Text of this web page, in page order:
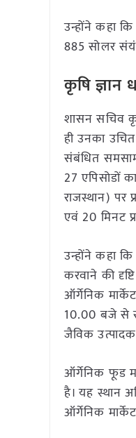
उन्होंने कहा
885 सोलर
कृषि ज्ञान
शासन सचिव
ही उनका
संबंधित
27 एपिसोडों
राजस्थान) पर
एवं 20 मिनट
उन्होंने कहा
करवाने की
ऑर्गेनिक
10.00 बजे से
जैविक
ऑर्गेनिक फूड
है। यह स्थान
ऑर्गेनिक